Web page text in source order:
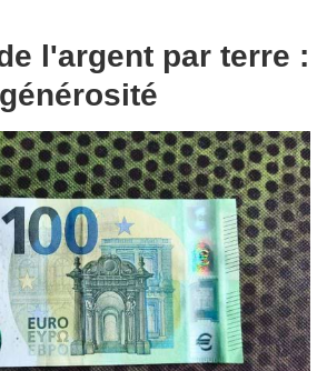
l'argent par terre :